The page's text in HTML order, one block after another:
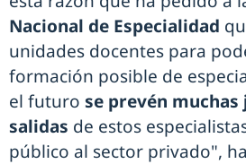
Nacional de Especialidad
unidades docentes para
formación posible de
el futuro se prevén
salidas de estos
público al sector privado",